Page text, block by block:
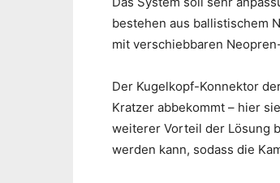
bestehen aus ballistischem
mit verschiebbaren
Der Kugelkopf-Konnektor
Kratzer abbekommt – hier
weiterer Vorteil der Lösung
werden kann, sodass die